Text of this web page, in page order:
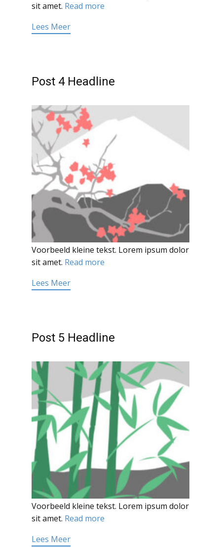
sit amet. Read more
Lees Meer
Post 4 Headline
Voorbeeld kleine tekst. Lorem ipsum dolor
sit amet. Read more
Lees Meer
Post 5 Headline
Voorbeeld kleine tekst. Lorem ipsum dolor
sit amet. Read more
Lees Meer